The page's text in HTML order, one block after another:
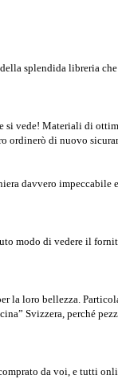
splendida libreria
vede! Materiali di
ordinerò di nuovo
davvero
modo di vedere il
la loro bellezza.
Svizzera, perché
da voi, e tutti